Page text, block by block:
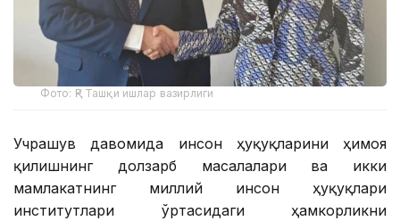
Фото: ҚР Ташқи ишлар вазирлиги
Учрашув давомида инсон ҳуқуқларини ҳимоя
қилишнинг долзарб масалалари ва икки
мамлакатнинг миллий инсон ҳуқуқлари
институтлари ўртасидаги ҳамкорликни